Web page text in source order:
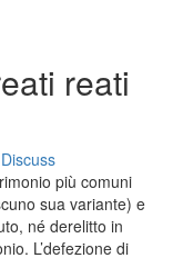
reati
Discuss
più comuni
sua variante) e
né derelitto in
L’defezione di